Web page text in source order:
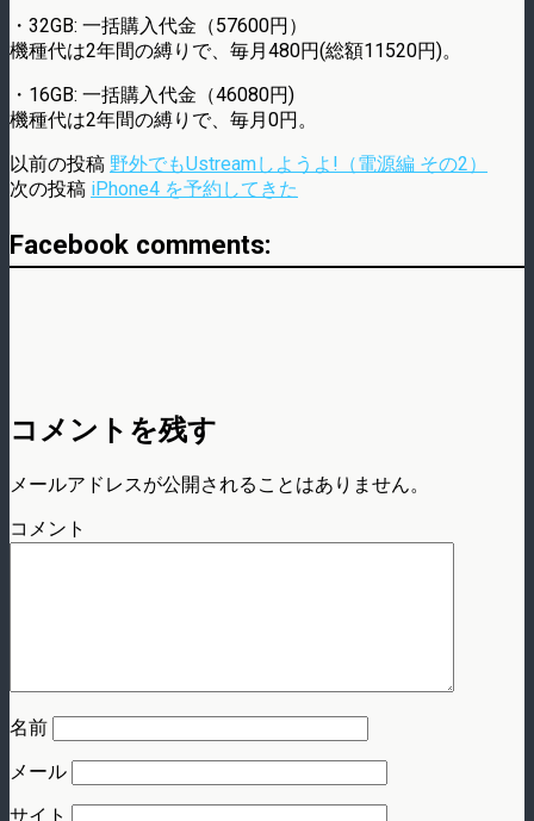
・32GB: 一括購入代金（57600円）
機種代は2年間の縛りで、毎月480円(総額11520円)。
・16GB: 一括購入代金（46080円)
機種代は2年間の縛りで、毎月0円。
以前の投稿 野外でもUstreamしようよ!（電源編 その2）
次の投稿 iPhone4 を予約してきた
Facebook comments:
コメントを残す
メールアドレスが公開されることはありません。
コメント
名前
メール
サイト